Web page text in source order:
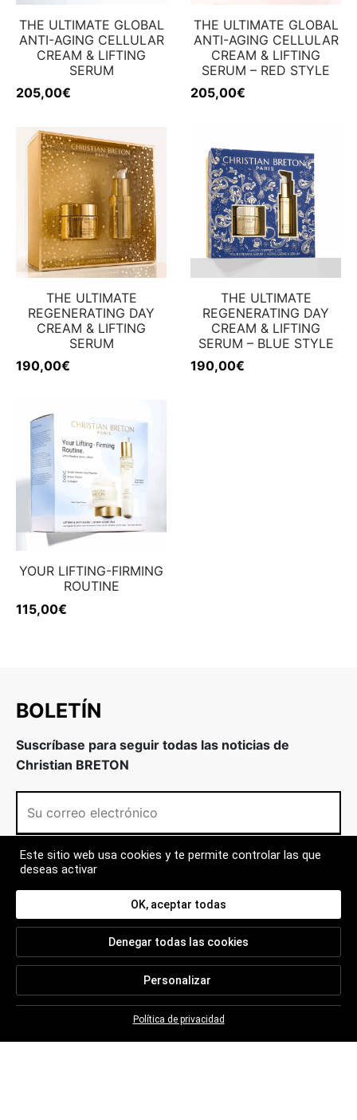
THE ULTIMATE GLOBAL
ANTI-AGING CELLULAR
CREAM & LIFTING
SERUM
205,00€
THE ULTIMATE GLOBAL
ANTI-AGING CELLULAR
CREAM & LIFTING
SERUM – RED STYLE
205,00€
THE ULTIMATE
REGENERATING DAY
CREAM & LIFTING
SERUM
190,00€
THE ULTIMATE
REGENERATING DAY
CREAM & LIFTING
SERUM – BLUE STYLE
190,00€
YOUR LIFTING-FIRMING
ROUTINE
115,00€
BOLETÍN
Suscríbase para seguir todas las noticias de
Christian BRETON
TERMS AND CONDITIONS OF USE
Este sitio web usa cookies y te permite controlar las que
deseas activar
OK, aceptar todas
Denegar todas las cookies
Personalizar
Política de privacidad